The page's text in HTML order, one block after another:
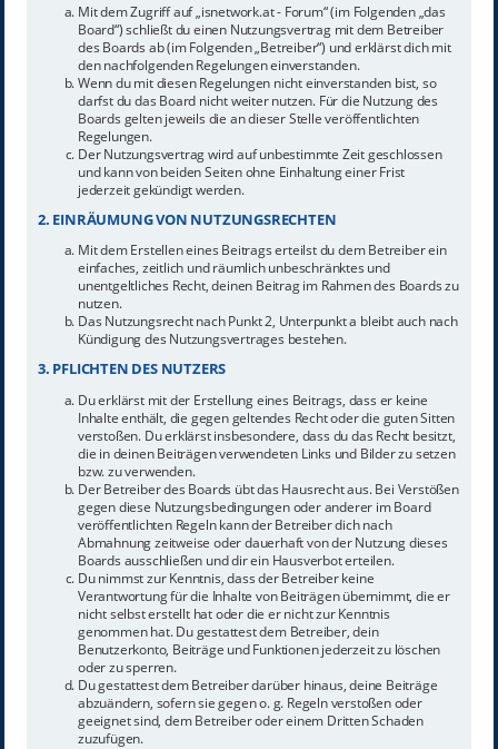
Mit dem Zugriff auf „isnetwork.at - Forum“ (im Folgenden „das
Board“) schließt du einen Nutzungsvertrag mit dem Betreiber
des Boards ab (im Folgenden „Betreiber“) und erklärst dich mit
den nachfolgenden Regelungen einverstanden.
Wenn du mit diesen Regelungen nicht einverstanden bist, so
darfst du das Board nicht weiter nutzen. Für die Nutzung des
Boards gelten jeweils die an dieser Stelle veröffentlichten
Regelungen.
Der Nutzungsvertrag wird auf unbestimmte Zeit geschlossen
und kann von beiden Seiten ohne Einhaltung einer Frist
jederzeit gekündigt werden.
2. EINRÄUMUNG VON NUTZUNGSRECHTEN
Mit dem Erstellen eines Beitrags erteilst du dem Betreiber ein
einfaches, zeitlich und räumlich unbeschränktes und
unentgeltliches Recht, deinen Beitrag im Rahmen des Boards zu
nutzen.
Das Nutzungsrecht nach Punkt 2, Unterpunkt a bleibt auch nach
Kündigung des Nutzungsvertrages bestehen.
3. PFLICHTEN DES NUTZERS
Du erklärst mit der Erstellung eines Beitrags, dass er keine
Inhalte enthält, die gegen geltendes Recht oder die guten Sitten
verstoßen. Du erklärst insbesondere, dass du das Recht besitzt,
die in deinen Beiträgen verwendeten Links und Bilder zu setzen
bzw. zu verwenden.
Der Betreiber des Boards übt das Hausrecht aus. Bei Verstößen
gegen diese Nutzungsbedingungen oder anderer im Board
veröffentlichten Regeln kann der Betreiber dich nach
Abmahnung zeitweise oder dauerhaft von der Nutzung dieses
Boards ausschließen und dir ein Hausverbot erteilen.
Du nimmst zur Kenntnis, dass der Betreiber keine
Verantwortung für die Inhalte von Beiträgen übernimmt, die er
nicht selbst erstellt hat oder die er nicht zur Kenntnis
genommen hat. Du gestattest dem Betreiber, dein
Benutzerkonto, Beiträge und Funktionen jederzeit zu löschen
oder zu sperren.
Du gestattest dem Betreiber darüber hinaus, deine Beiträge
abzuändern, sofern sie gegen o. g. Regeln verstoßen oder
geeignet sind, dem Betreiber oder einem Dritten Schaden
zuzufügen.